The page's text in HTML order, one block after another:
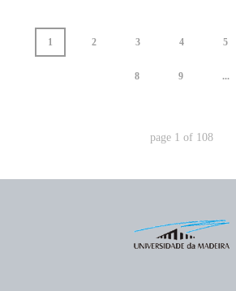
1 2 3 4 5
8 9 ...
page 1 of 108